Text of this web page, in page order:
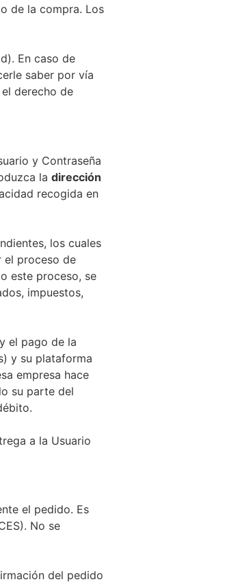
de la compra. Los
En caso de
saber por vía
derecho de
y Contraseña
la dirección
recogida en
los cuales
el proceso de
este proceso, se
impuestos,
el pago de la
y su plataforma
empresa hace
su parte del
a la Usuario
el pedido. Es
No se
del pedido